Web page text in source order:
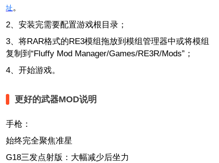
址。
2、安装完需要配置游戏根目录；
3、将RAR格式的RE3模组拖放到模组管理器中或将模组
复制到“Fluffy Mod Manager/Games/RE3R/Mods”；
4、开始游戏。
更好的武器MOD说明
手枪：
始终完全聚焦准星
G18三发点射版：大幅减少后坐力